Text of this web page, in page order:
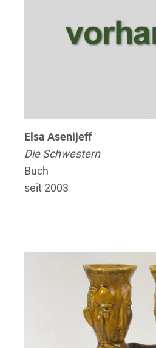
Elsa Asenijeff
Die Schwestern
Buch
seit 2003